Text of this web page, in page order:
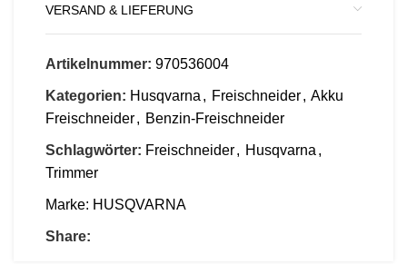
VERSAND & LIEFERUNG
Artikelnummer: 970536004
Kategorien: Husqvarna , Freischneider, Akku
Freischneider, Benzin-Freischneider
Schlagwörter: Freischneider, Husqvarna ,
Trimmer
Marke: HUSQVARNA
Share: